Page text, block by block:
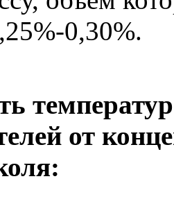
0,30%.
от